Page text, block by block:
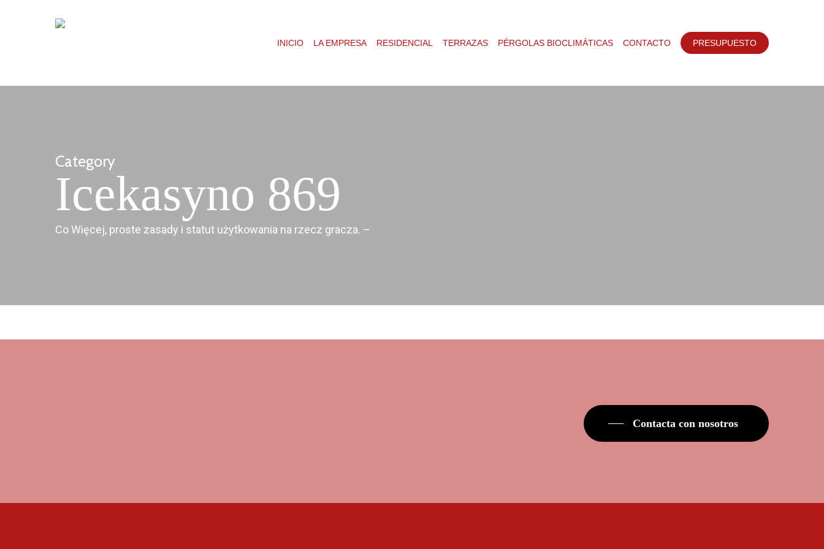
INICIO LA EMPRESA RESIDENCIAL TERRAZAS PÉRGOLAS BIOCLIMÁTICAS CONTACTO PRESUPUESTO
Category
Icekasyno 869
Co Więcej, proste zasady i statut użytkowania na rzecz gracza. –
Contacta con nosotros